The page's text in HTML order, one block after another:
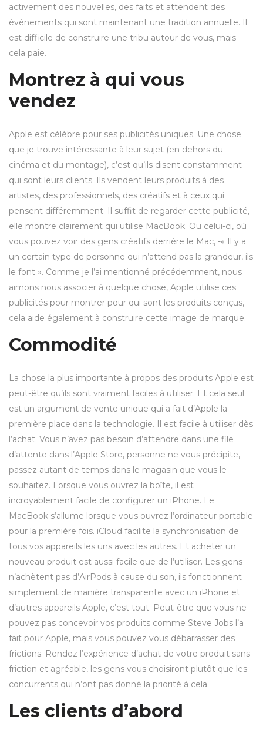
activement des nouvelles, des faits et attendent des
événements qui sont maintenant une tradition annuelle. Il
est difficile de construire une tribu autour de vous, mais
cela paie.
Montrez à qui vous
vendez
Apple est célèbre pour ses publicités uniques. Une chose
que je trouve intéressante à leur sujet (en dehors du
cinéma et du montage), c’est qu’ils disent constamment
qui sont leurs clients. Ils vendent leurs produits à des
artistes, des professionnels, des créatifs et à ceux qui
pensent différemment. Il suffit de regarder cette publicité,
elle montre clairement qui utilise MacBook. Ou celui-ci, où
vous pouvez voir des gens créatifs derrière le Mac, -« Il y a
un certain type de personne qui n’attend pas la grandeur, ils
le font ». Comme je l’ai mentionné précédemment, nous
aimons nous associer à quelque chose, Apple utilise ces
publicités pour montrer pour qui sont les produits conçus,
cela aide également à construire cette image de marque.
Commodité
La chose la plus importante à propos des produits Apple est
peut-être qu’ils sont vraiment faciles à utiliser. Et cela seul
est un argument de vente unique qui a fait d’Apple la
première place dans la technologie. Il est facile à utiliser dès
l’achat. Vous n’avez pas besoin d’attendre dans une file
d’attente dans l’Apple Store, personne ne vous précipite,
passez autant de temps dans le magasin que vous le
souhaitez. Lorsque vous ouvrez la boîte, il est
incroyablement facile de configurer un iPhone. Le
MacBook s’allume lorsque vous ouvrez l’ordinateur portable
pour la première fois. iCloud facilite la synchronisation de
tous vos appareils les uns avec les autres. Et acheter un
nouveau produit est aussi facile que de l’utiliser. Les gens
n’achètent pas d’AirPods à cause du son, ils fonctionnent
simplement de manière transparente avec un iPhone et
d’autres appareils Apple, c’est tout. Peut-être que vous ne
pouvez pas concevoir vos produits comme Steve Jobs l’a
fait pour Apple, mais vous pouvez vous débarrasser des
frictions. Rendez l’expérience d’achat de votre produit sans
friction et agréable, les gens vous choisiront plutôt que les
concurrents qui n’ont pas donné la priorité à cela.
Les clients d’abord